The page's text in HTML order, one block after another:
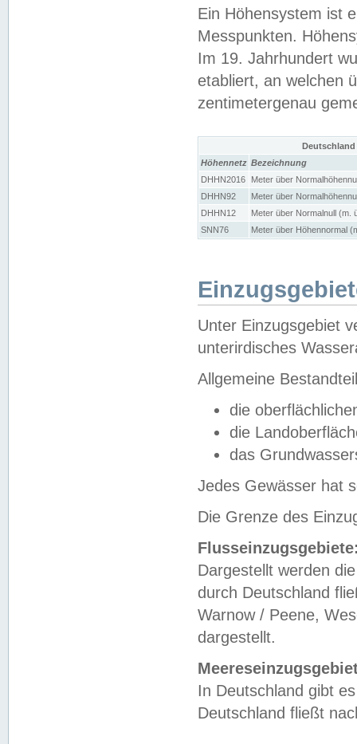
Ein Höhensystem ist
Messpunkten.
Im 19. Jahrhundert
etabliert, an welchen
zentimetergenau
Höhennetz Bezeichnung
DHHN2016
Meter über
DHHN92
Meter über
DHHN12
Meter über Normalnull (m.
SNN76
Meter über Höhennormal
Unter Einzugsgebiet
unterirdisches
Allgemeine
die
die
das
Jedes Gewässer hat
Die Grenze des
Dargestellt werden
durch Deutschland
Warnow / Peene,
dargestellt.
In Deutschland gibt
Deutschland fließt